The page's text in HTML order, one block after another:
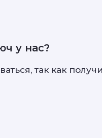
у нас?
так как